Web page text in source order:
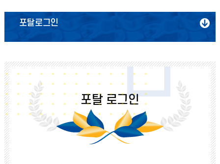
포탈로그인
실명인증(휴대폰) 로그인
SNS 로그인 포탈 로그인